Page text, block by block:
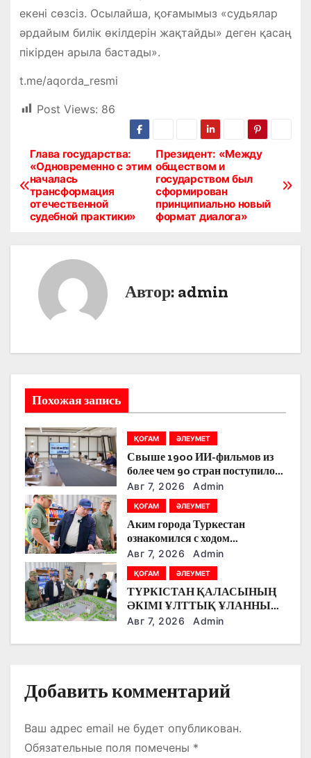
екені сөзсіз. Осылайша, қоғамымыз «судьялар
әрдайым билік өкілдерін жақтайды» деген қасаң
пікірден арыла бастады».
t.me/aqorda_resmi
Post Views: 86
Н
а
в
и
я
п
о
з
а
п
и
с
я
Президент: «Между
обществом и
государством был
сформирован
принципиально новый
формат диалога»
Глава государства:
«Одновременно с этим
началась
трансформация
отечественной
судебной практики»
Автор: admin
Похожая запись
ҚОҒАМ ӘЛЕУМЕТ
Свыше 1900 ИИ-фильмов из
более чем 90 стран поступило
на Astana AI Film Festival
Авг 7, 2026 Admin
ҚОҒАМ ӘЛЕУМЕТ
Аким города Туркестан
ознакомился с ходом
строительства военного
городка Национальной гвардии
Авг 7, 2026 Admin
ҚОҒАМ ӘЛЕУМЕТ
ТҮРКІСТАН ҚАЛАСЫНЫҢ
ӘКІМІ ҰЛТТЫҚ ҰЛАННЫҢ
ЖАҢА ӘСКЕРИ
ҚҰРЫЛЫС БАРЫСЫМЕН
Авг 7, 2026 Admin
Добавить комментарий
Ваш адрес email не будет опубликован.
Обязательные поля помечены *